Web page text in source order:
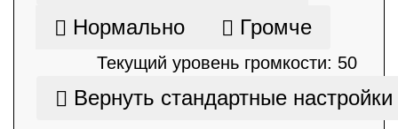
Нормально
Громче
Текущий уровень громкости: 50
Вернуть стандартные настройки